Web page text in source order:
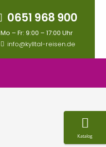
0651 968 900
Mo – Fr: 9:00 – 17:00 Uhr
info@kylltal-reisen.de
Katalog